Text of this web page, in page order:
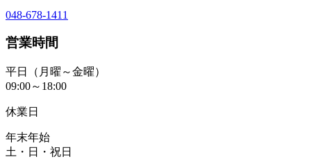
048-678-1411
営業時間
平日（月曜～金曜）
09:00～18:00
休業日
年末年始
土・日・祝日